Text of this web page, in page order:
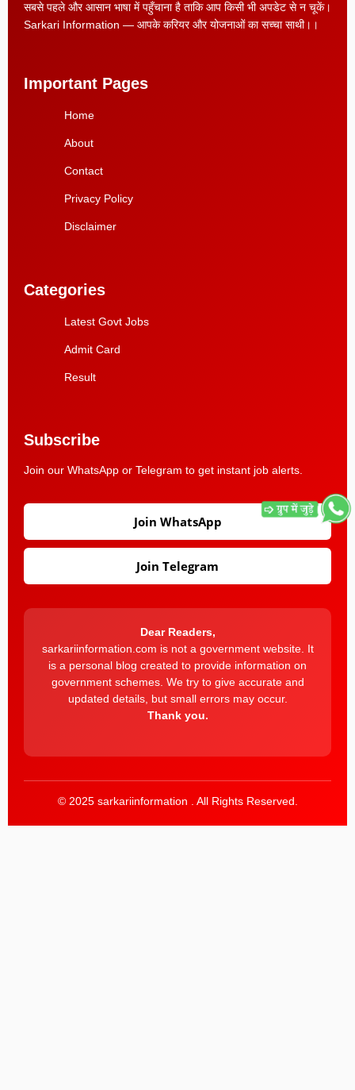
सबसे पहले और आसान भाषा में पहुँचाना है ताकि आप किसी भी अपडेट से न चूकें।
Sarkari Information — आपके करियर और योजनाओं का सच्चा साथी।।
Important Pages
Home
About
Contact
Privacy Policy
Disclaimer
Categories
Latest Govt Jobs
Admit Card
Result
Subscribe
Join our WhatsApp or Telegram to get instant job alerts.
Join WhatsApp
Join Telegram
Dear Readers,
sarkariinformation.com is not a government website. It
is a personal blog created to provide information on
government schemes. We try to give accurate and
updated details, but small errors may occur.
Thank you.
© 2025 sarkariinformation . All Rights Reserved.